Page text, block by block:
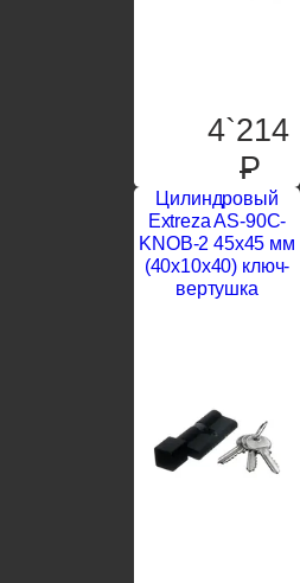
4`214
P
Цилиндровый
Extreza AS-90C-
KNOB-2 45x45 мм
(40x10x40) ключ-
вертушка